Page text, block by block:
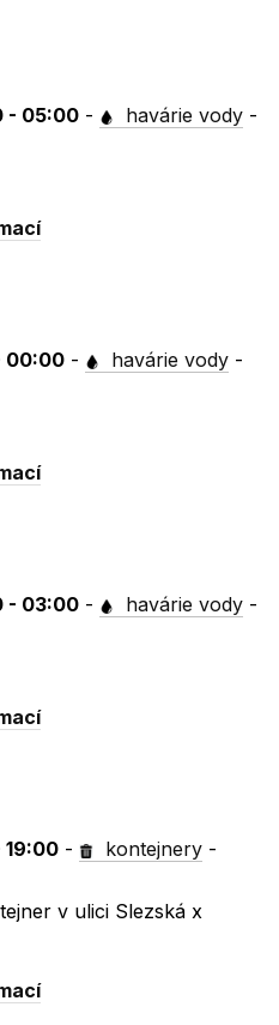
- 05:00 - havárie vody -
00:00 - havárie vody -
- 03:00 - havárie vody -
19:00 - kontejnery -
v ulici Slezská x